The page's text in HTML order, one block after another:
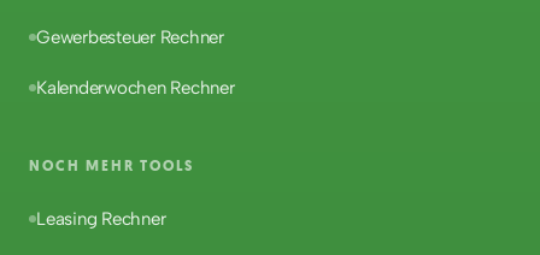
Gewerbesteuer Rechner
Kalenderwochen Rechner
NOCH MEHR TOOLS
Leasing Rechner